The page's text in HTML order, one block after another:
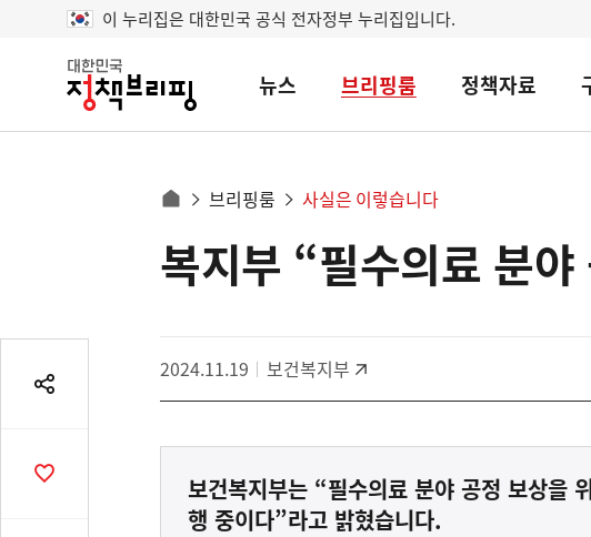
이 누리집은 대한민국 공식 전자정부 누리집입니다.
대
민
뉴스 브리핑룸 정책자료
동
경
로
으
로
브리핑룸 사실은 이렇습니다
영
역공
기
공
복지부 “필수의료 분
2024.11.19 보건복지부
보건복지부는 “필수의료 분야 공정 보상을
행 중이다”라고 밝혔습니다.